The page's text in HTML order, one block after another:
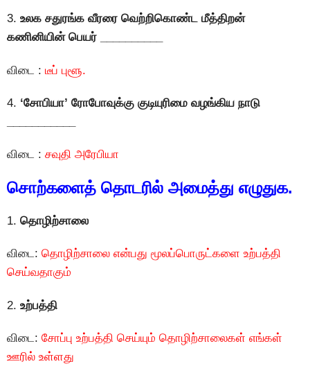
3. உலக சதுரங்க வீரரை வெற்றிகொண்ட மீத்திறன்
கணினியின் பெயர் __________
விடை : டீப் புளூ.
4. ‘சோபியா’ ரோபோவுக்கு குடியுரிமை வழங்கிய நாடு
விடை : சவுதி அரேபியா
சொற்களைத் தொடரில் அமைத்து எழுதுக.
1. தொழிற்சாலை
விடை: தொழிற்சாலை என்பது மூலப்பொருட்களை உற்பத்தி
செய்வதாகும்
2. உற்பத்தி
விடை: சோப்பு உற்பத்தி செய்யும் தொழிற்சாலைகள் எங்கள்
ஊரில் உள்ளது